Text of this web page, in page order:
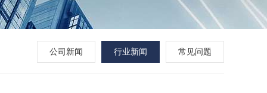
公司新闻 行业新闻 常见问题